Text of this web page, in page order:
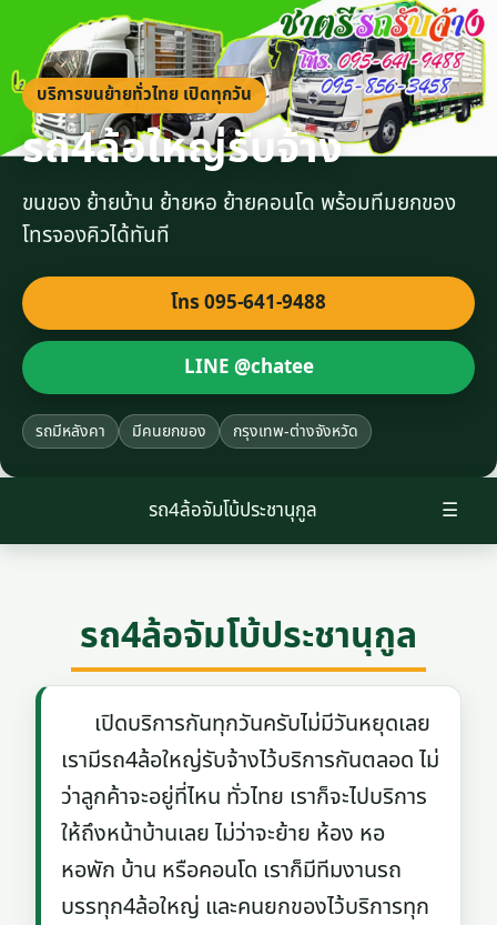
บริการขนย้ายทั่วไทย เปิดทุกวัน
รถ4ล้อใหญ่รับจ้าง
ขนของ ย้ายบ้าน ย้ายหอ ย้ายคอนโด พร้อมทีมยกของ
โทรจองคิวได้ทันที
โทร 095-641-9488
LINE @chatee
รถมีหลังคา มีคนยกของ กรุงเทพ-ต่างจังหวัด
☰
รถ4ล้อจัมโบ้ประชานุกูล
รถ4ล้อจัมโบ้ประชานุกูล
เปิดบริการกันทุกวันครับไม่มีวันหยุดเลย
เรามีรถ4ล้อใหญ่รับจ้างไว้บริการกันตลอด ไม่
ว่าลูกค้าจะอยู่ที่ไหน ทั่วไทย เราก็จะไปบริการ
ให้ถึงหน้าบ้านเลย ไม่ว่าจะย้าย ห้อง หอ
หอพัก บ้าน หรือคอนโด เราก็มีทีมงานรถ
บรรทุก4ล้อใหญ่ และคนยกของไว้บริการทุก